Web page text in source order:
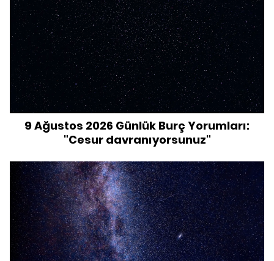
9 Ağustos 2026 Günlük Burç Yorumları:
"Cesur davranıyorsunuz"